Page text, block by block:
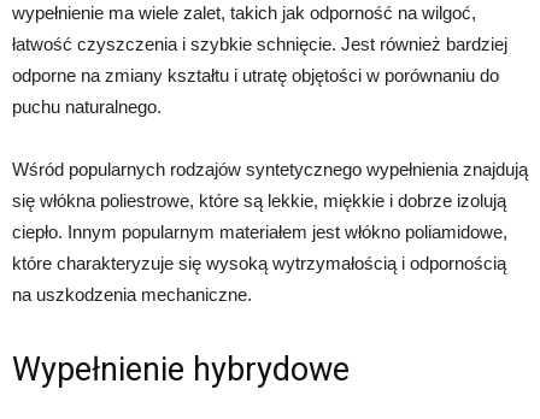
wypełnienie ma wiele zalet, takich jak odporność na wilgoć,
łatwość czyszczenia i szybkie schnięcie. Jest również bardziej
odporne na zmiany kształtu i utratę objętości w porównaniu do
puchu naturalnego.
Wśród popularnych rodzajów syntetycznego wypełnienia znajdują
się włókna poliestrowe, które są lekkie, miękkie i dobrze izolują
ciepło. Innym popularnym materiałem jest włókno poliamidowe,
które charakteryzuje się wysoką wytrzymałością i odpornością
na uszkodzenia mechaniczne.
Wypełnienie hybrydowe